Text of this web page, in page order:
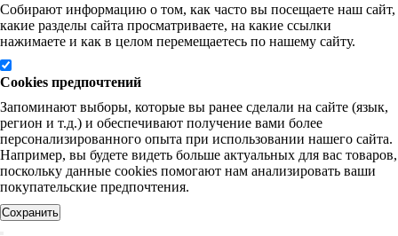
Собирают информацию о том, как часто вы посещаете наш сайт,
какие разделы сайта просматриваете, на какие ссылки
нажимаете и как в целом перемещаетесь по нашему сайту.
Cookies предпочтений
Запоминают выборы, которые вы ранее сделали на сайте (язык,
регион и т.д.) и обеспечивают получение вами более
персонализированного опыта при использовании нашего сайта.
Например, вы будете видеть больше актуальных для вас товаров,
поскольку данные cookies помогают нам анализировать ваши
покупательские предпочтения.
Сохранить